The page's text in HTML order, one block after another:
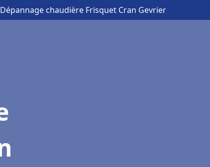
chaudière Frisquet Cran Gevrier